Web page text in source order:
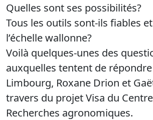
Quelles sont ses possibilités?
Tous les outils sont-ils fiables
l’échelle wallonne?
Voilà quelques-unes des
auxquelles tentent de
Limbourg, Roxane Drion et
travers du projet Visa du
Recherches agronomiques.